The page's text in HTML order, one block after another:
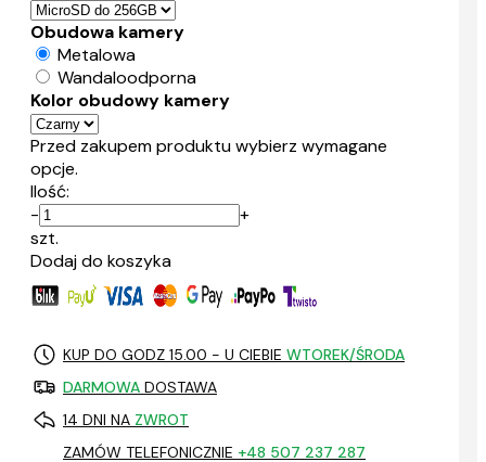
Obudowa kamery
Metalowa
Wandaloodporna
Kolor obudowy kamery
Przed zakupem produktu wybierz wymagane
opcje.
Ilość:
-
+
szt.
Dodaj do koszyka
KUP DO GODZ 15.00 - U CIEBIE WTOREK/ŚRODA
DARMOWA DOSTAWA
14 DNI NA ZWROT
ZAMÓW TELEFONICZNIE +48 507 237 287